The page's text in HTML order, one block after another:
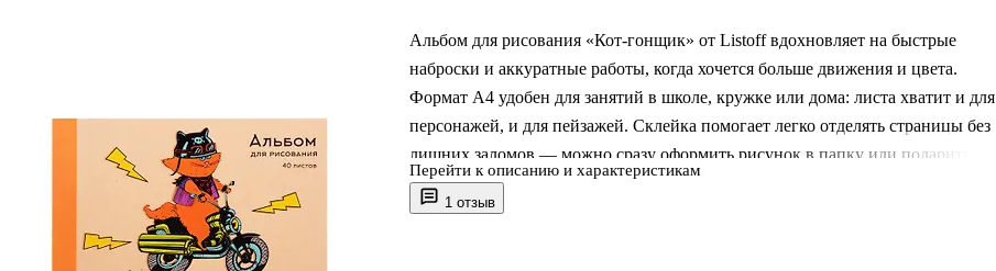
1 отзыв
Альбом для рисования «Кот-гонщик» от Listoff вдохновляет на быстрые
наброски и аккуратные работы, когда хочется больше движения и цвета.
Формат А4 удобен для занятий в школе, кружке или дома: листа хватит и для
персонажей, и для пейзажей. Склейка помогает легко отделять страницы без
лишних заломов — можно сразу оформить рисунок в папку или подарить.
Обложка из крафт-картона защищает листы, а выборочный лак добавляет
приятный акцент и делает дизайн заметнее.
Перейти к описанию и характеристикам